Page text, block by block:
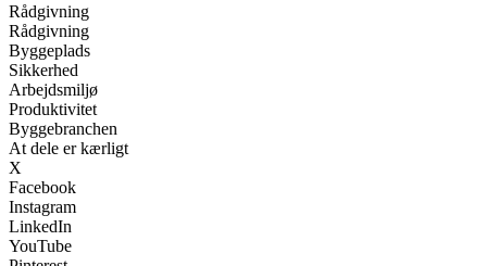
Rådgivning
Rådgivning
Byggeplads
Sikkerhed
Arbejdsmiljø
Produktivitet
Byggebranchen
At dele er kærligt
X
Facebook
Instagram
LinkedIn
YouTube